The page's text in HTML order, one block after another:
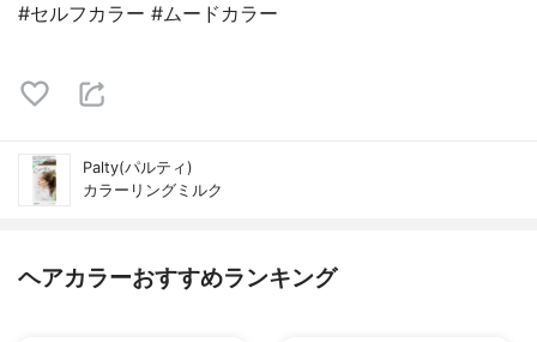
#セルフカラー #ムードカラー
Palty(パルティ)
カラーリングミルク
ヘアカラーおすすめランキング